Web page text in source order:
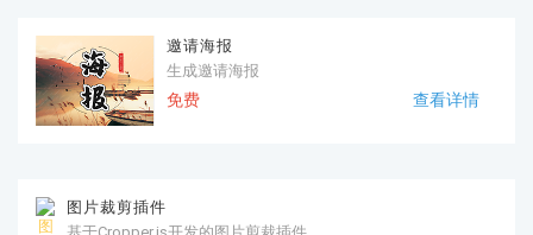
邀请海报
生成邀请海报
免费 查看详情
图片裁剪插件
基于Cropper.js开发的图片剪裁插件